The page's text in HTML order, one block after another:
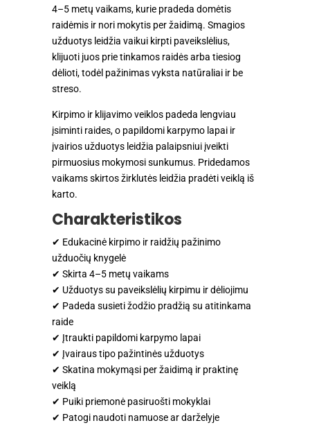
4–5 metų vaikams, kurie pradeda domėtis
raidėmis ir nori mokytis per žaidimą. Smagios
užduotys leidžia vaikui kirpti paveikslėlius,
klijuoti juos prie tinkamos raidės arba tiesiog
dėlioti, todėl pažinimas vyksta natūraliai ir be
streso.
Kirpimo ir klijavimo veiklos padeda lengviau
įsiminti raides, o papildomi karpymo lapai ir
įvairios užduotys leidžia palaipsniui įveikti
pirmuosius mokymosi sunkumus. Pridedamos
vaikams skirtos žirklutės leidžia pradėti veiklą iš
karto.
Charakteristikos
✔ Edukacinė kirpimo ir raidžių pažinimo
užduočių knygelė
✔ Skirta 4–5 metų vaikams
✔ Užduotys su paveikslėlių kirpimu ir dėliojimu
✔ Padeda susieti žodžio pradžią su atitinkama
raide
✔ Įtraukti papildomi karpymo lapai
✔ Įvairaus tipo pažintinės užduotys
✔ Skatina mokymąsi per žaidimą ir praktinę
veiklą
✔ Puiki priemonė pasiruošti mokyklai
✔ Patogi naudoti namuose ar darželyje